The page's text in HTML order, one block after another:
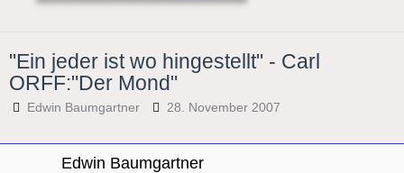
"Ein jeder ist wo hingestellt" - Carl
ORFF:"Der Mond"
Edwin Baumgartner 28. November 2007
Edwin Baumgartner